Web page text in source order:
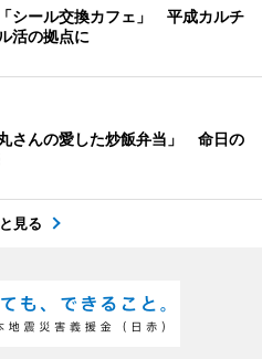
シール交換カフェ」 平成カルチ
活の拠点に
さんの愛した炒飯弁当」 命日の
見る